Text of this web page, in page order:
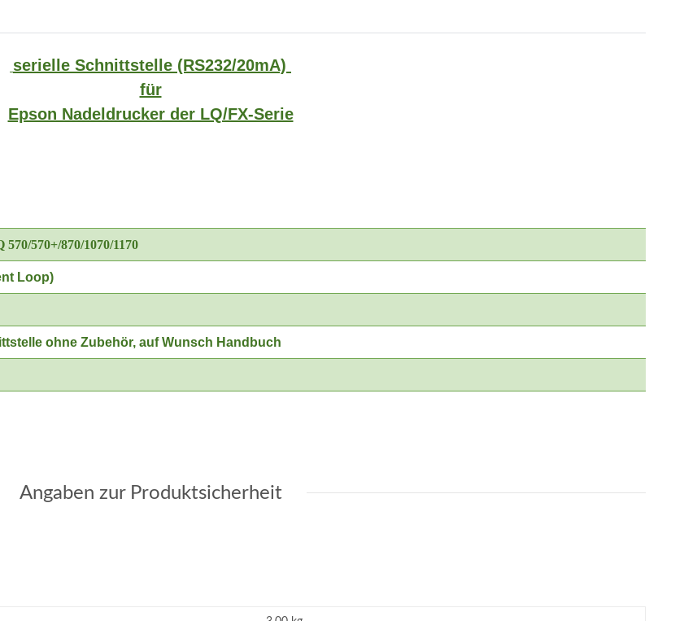
serielle Schnittstelle (RS232/20mA)
für
Epson Nadeldrucker der LQ/FX-Serie
570+/870/1070/1170
Loop)
ohne Zubehör, auf Wunsch Handbuch
Angaben zur Produktsicherheit